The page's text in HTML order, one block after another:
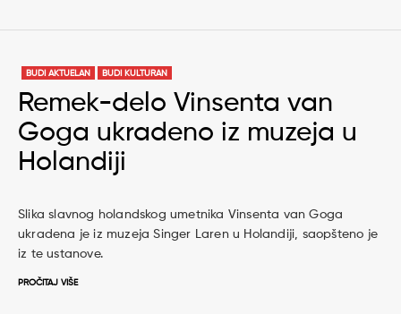
BUDI AKTUELAN BUDI KULTURAN
Remek-delo Vinsenta van
Goga ukradeno iz muzeja u
Holandiji
Slika slavnog holandskog umetnika Vinsenta van Goga
ukradena je iz muzeja Singer Laren u Holandiji, saopšteno je
iz te ustanove.
PROČITAJ VIŠE